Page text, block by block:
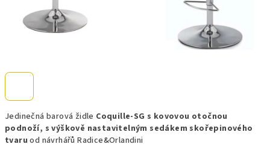
Jedinečná barová židle Coquille-SG s kovovou otočnou
podnoží, s výškově nastavitelným sedákem skořepinového
tvaruod návrhářů Radice&Orlandini